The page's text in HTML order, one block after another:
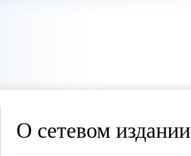
О сетевом издании